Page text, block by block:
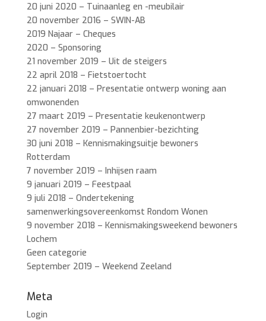
20 juni 2020 – Tuinaanleg en -meubilair
20 november 2016 – SWIN-AB
2019 Najaar – Cheques
2020 – Sponsoring
21 november 2019 – Uit de steigers
22 april 2018 – Fietstoertocht
22 januari 2018 – Presentatie ontwerp woning aan
omwonenden
27 maart 2019 – Presentatie keukenontwerp
27 november 2019 – Pannenbier-bezichting
30 juni 2018 – Kennismakingsuitje bewoners
Rotterdam
7 november 2019 – Inhijsen raam
9 januari 2019 – Feestpaal
9 juli 2018 – Ondertekening
samenwerkingsovereenkomst Rondom Wonen
9 november 2018 – Kennismakingsweekend bewoners
Lochem
Geen categorie
September 2019 – Weekend Zeeland
Meta
Login